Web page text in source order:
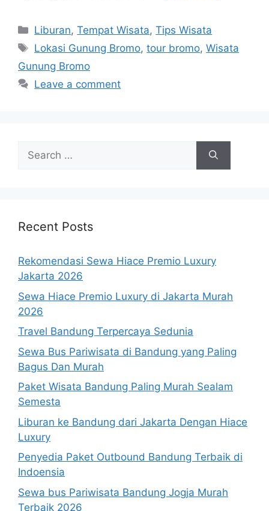
Categories
Liburan,Tempat Wisata,Tips Wisata
Tags
Lokasi Gunung Bromo,tour bromo,Wisata
Gunung Bromo
Leave a comment
Search
for:
Recent Posts
Rekomendasi Sewa Hiace Premio Luxury
Jakarta 2026
Sewa Hiace Premio Luxury di Jakarta Murah
2026
Travel Bandung Terpercaya Sedunia
Sewa Bus Pariwisata di Bandung yang Paling
Bagus Dan Murah
Paket Wisata Bandung Paling Murah Sealam
Semesta
Liburan ke Bandung dari Jakarta Dengan Hiace
Luxury
Penyedia Paket Outbound Bandung Terbaik di
Indoensia
Sewa bus Pariwisata Bandung Jogja Murah
Terbaik 2026